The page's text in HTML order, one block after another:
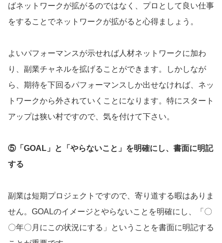
ばネットワークが拡がるのではなく、プロとして良い仕事
をすることでネットワークが拡がると心得ましょう。
よいパフォーマンスが示せれば人材ネットワークに加わ
り、副業チャネルを拡げることができます。しかしなが
ら、期待を下回るパフォーマンスしか出せなければ、ネッ
トワークから外されていくことになります。特にスタート
アップは狭い村ですので、気を付けて下さい。
⑤「GOAL」と「やらないこと」を明確にし、書面に明記
する
副業は短期プロジェクトですので、寄り道する暇はありま
せん。GOALのイメージとやらないことを明確にし、「〇
〇年〇月にこの状況にする」ということを書面に明記する